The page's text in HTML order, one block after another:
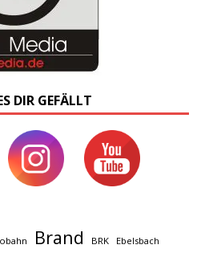
DIR GEFÄLLT
Brand BRK Ebelsbach